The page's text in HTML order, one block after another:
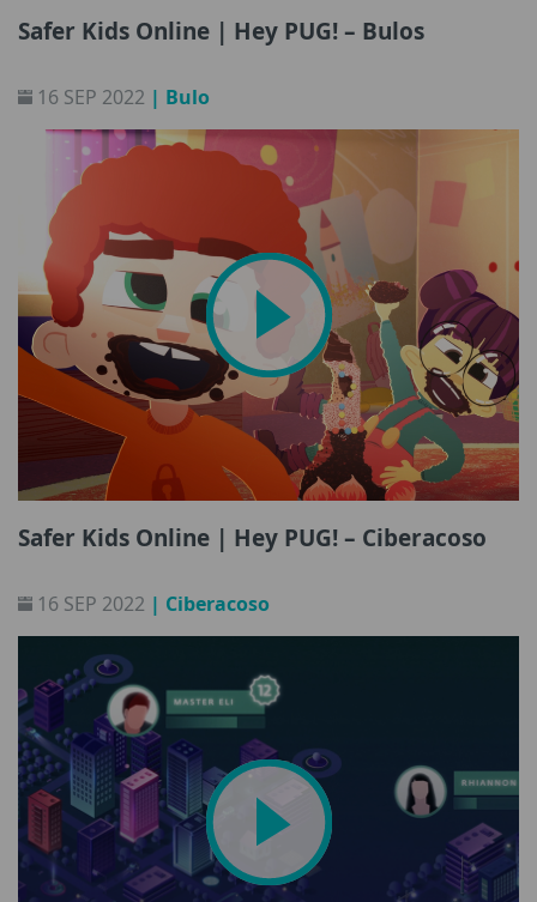
Safer Kids Online | Hey PUG! – Bulos
16 SEP 2022 | Bulo
Safer Kids Online | Hey PUG! – Ciberacoso
16 SEP 2022 | Ciberacoso